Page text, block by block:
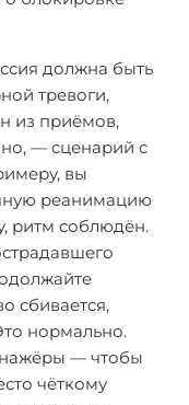
должна быть
тревоги,
из приёмов,
— сценарий с
вы
реанимацию
ритм соблюдён.
сбивается,
нормально.
— чтобы
чёткому